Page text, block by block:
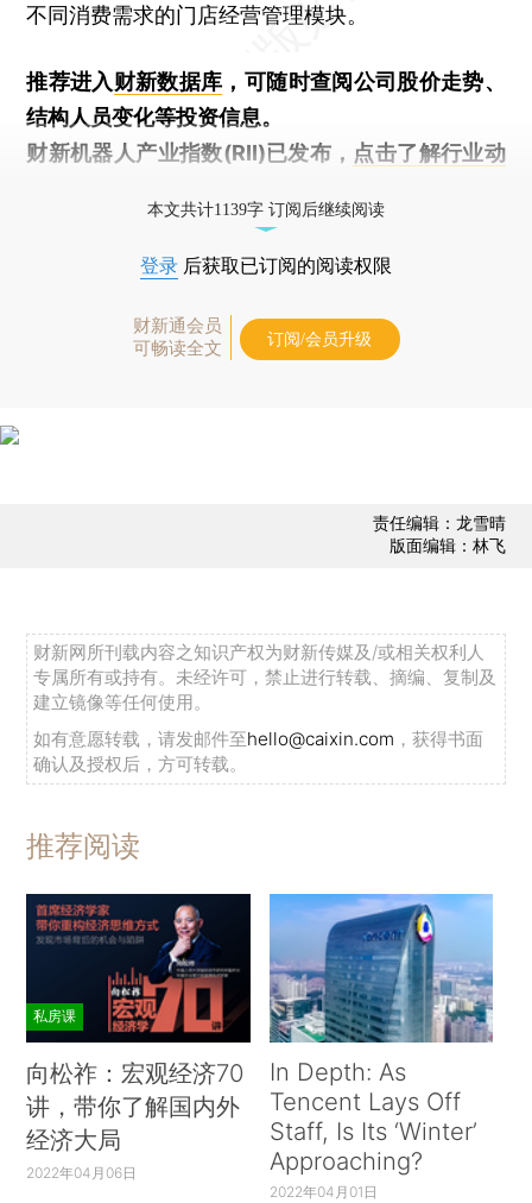
不同消费需求的门店经营管理模块。
推荐进入财新数据库 ，可随时查阅公司股价走势、
结构人员变化等投资信息。
财新机器人产业指数(RII)已发布， 点击了解行业动
本文共计1139字 订阅后继续阅读
登录 后获取已订阅的阅读权限
财新通会员
可畅读全文
订阅/会员升级
责任编辑：龙雪晴
版面编辑：林飞
财新网所刊载内容之知识产权为财新传媒及/或相关权利人
专属所有或持有。未经许可，禁止进行转载、摘编、复制及
建立镜像等任何使用。
如有意愿转载，请发邮件至hello@caixin.com ，获得书面
确认及授权后，方可转载。
推荐阅读
私房课
向松祚：宏观经济70
讲，带你了解国内外
经济大局
2022年04月06日
In Depth: As
Tencent Lays Off
Staff, Is Its ‘Winter’
Approaching?
2022年04月01日